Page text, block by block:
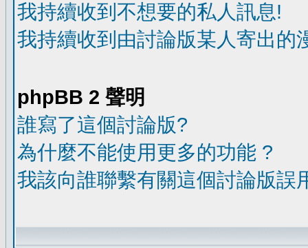
我持續收到不想要的私人訊息!
我持續收到由討論版某人寄出的
phpBB 2 聲明
誰寫了這個討論版?
為什麼不能使用更多的功能 ?
我該向誰聯繫有關這個討論版誤